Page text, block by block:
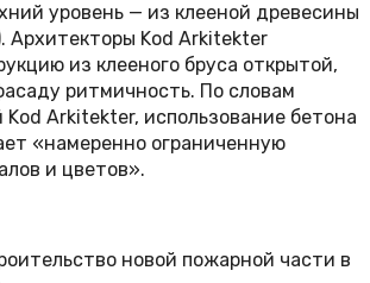
уровень — из клееной древесины
Архитекторы Kod Arkitekter
из клееного бруса открытой,
ритмичность. По словам
Arkitekter, использование бетона
«намеренно ограниченную
и цветов».